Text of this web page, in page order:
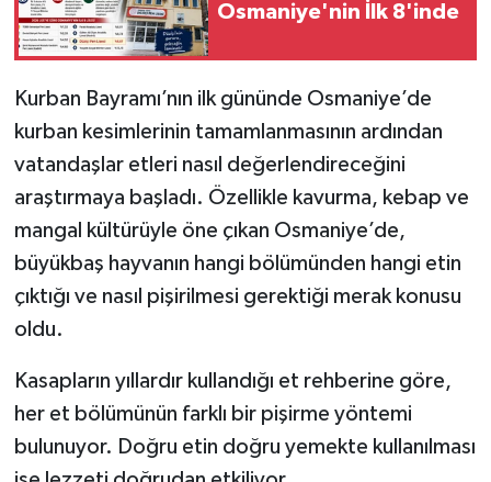
Osmaniye'nin İlk 8'inde
Kurban Bayramı’nın ilk gününde Osmaniye’de
kurban kesimlerinin tamamlanmasının ardından
vatandaşlar etleri nasıl değerlendireceğini
araştırmaya başladı. Özellikle kavurma, kebap ve
mangal kültürüyle öne çıkan Osmaniye’de,
büyükbaş hayvanın hangi bölümünden hangi etin
çıktığı ve nasıl pişirilmesi gerektiği merak konusu
oldu.
Kasapların yıllardır kullandığı et rehberine göre,
her et bölümünün farklı bir pişirme yöntemi
bulunuyor. Doğru etin doğru yemekte kullanılması